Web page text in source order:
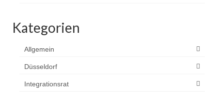
Kategorien
Allgemein
Düsseldorf
Integrationsrat